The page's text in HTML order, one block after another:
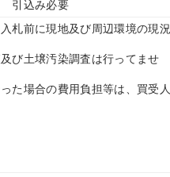
引込み必要
札前に現地及び周辺環境の現況
び土壌汚染調査は行ってませ
た場合の費用負担等は、買受人